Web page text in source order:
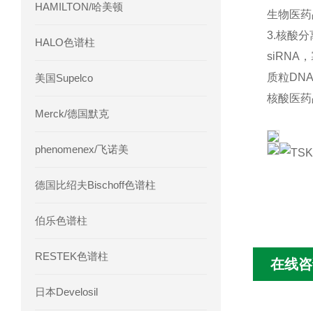
HAMILTON/哈美顿
HALO色谱柱
美国Supelco
Merck/德国默克
phenomenex/飞诺美
德国比绍夫Bischoff色谱柱
伯乐色谱柱
RESTEK色谱柱
日本Develosil
生物医
3.核酸分
siRNA，
质粒
核酸医
在线